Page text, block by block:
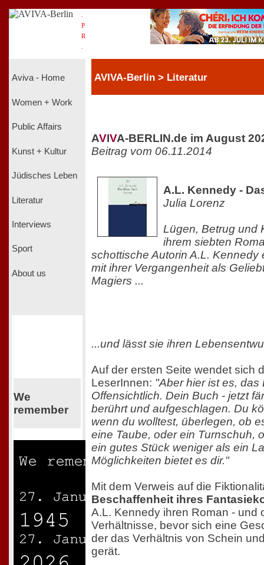
P
R
Aviva - Home
Women + Work
Public Affairs
Kunst + Kultur
Jüdisches Leben
Literatur
Interviews
Sport
About us
We
remember
AVIVA-Berlin > Literatur
AVIVA-BERLIN.de im August
Beitrag vom 06.11.2014
A.L. Kennedy -
Julia Lorenz
Lügen, Betrug und
ihrem siebten
schottische Autorin A.L. Kennedy
mit ihrer Vergangenheit als
Magiers ...
...und lässt sie ihren
Auf der ersten Seite wendet sich
LeserInnen: "Aber hier ist es, das
Offensichtlich. Dein Buch - jetzt
berührt und aufgeschlagen. Du
wenn du wolltest, überlegen, ob
eine Taube, oder ein Turnschuh,
ein gutes Stück weniger als ein
Möglichkeiten bietet es dir."
Mit dem Verweis auf die
Beschaffenheit ihres
A.L. Kennedy ihren Roman - und
Verhältnisse, bevor sich eine
der das Verhältnis von Schein
gerät.